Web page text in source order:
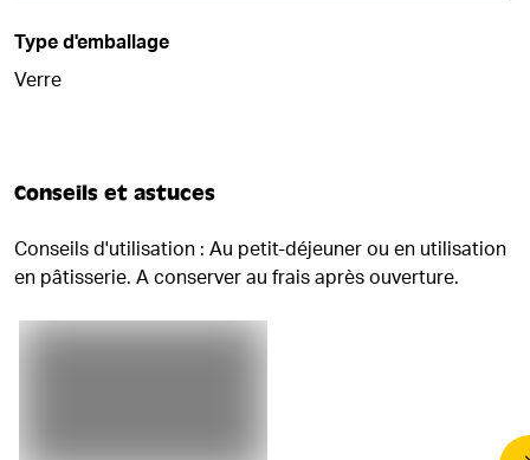
Type d'emballage
Verre
Conseils et astuces
Conseils d'utilisation : Au petit-déjeuner ou en utilisation
en pâtisserie. A conserver au frais après ouverture.